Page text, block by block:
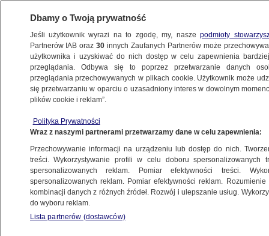
BIZNES
ZE ŚWIATA
kraj chce zakazać ich sprzedaży
5.10.2018, 12:27
Udostępnij
Dbamy o Twoją prywatność
Jeśli użytkownik wyrazi na to zgodę, my, naszepodmioty
Partnerów IAB oraz30 innych Zaufanych Partnerów może
użytkownika i uzyskiwać do nich dostęp w celu zapewnienia
przeglądania. Odbywa się to poprzez przetwarzanie danych
przeglądania przechowywanych w plikach cookie. Użytkownik może
się przetwarzaniu w oparciu o uzasadniony interes w dowolnym
plików cookie i reklam”.
Polityka Prywatności
Wraz z naszymi partnerami przetwarzamy dane w celu zapewnienia:
Przechowywanie informacji na urządzeniu lub dostęp do nich.
treści. Wykorzystywanie profili w celu doboru spersonalizowanych
spersonalizowanych reklam. Pomiar efektywności treści.
spersonalizowanych reklam. Pomiar efektywności reklam.
kombinacji danych z różnych źródeł. Rozwój i ulepszanie usług.
do wyboru reklam.
Lista partnerów (dostawców)